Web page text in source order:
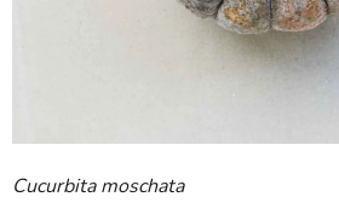
Cucurbita moschata